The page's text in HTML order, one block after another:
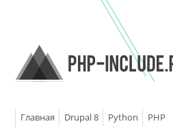
Главная Drupal 8 Python
PHP